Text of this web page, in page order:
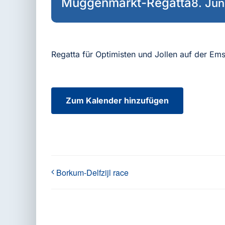
8.
Regatta für Optimisten und Jollen auf der
Zum Kalender hinzufügen
Borkum-Delfzijl race